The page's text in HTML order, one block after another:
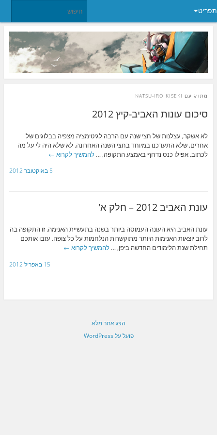
תפריט
מתויג עם NATSU-IRO KISEKI
סיכום עונות האביב-קיץ 2012
לא אשקר, עצלנות של חצי שנה עם הרבה לגיטימציה מצפיה בבלוגים של
אחרים, שלא התעדכנו במיוחד בחצי השנה האחרונה. לא שלא היה לי על מה
לכתוב, אפילו כנס נדחף באמצע התקופה, … להמשיך לקרוא ←
5 באוקטובר 2012
עונת האביב 2012 – חלק א'
עונת האביב היא העונה העמוסה ביותר בשנה בתעשיית האנימה. זו התקופה בה
לרוב יוצאות האנימות היותר מתוקשרות הנלחמות על כל צופה. עזבו אותכם
תחילת שנת הלימודים החדשה ביפן, … להמשיך לקרוא ←
15 באפריל 2012
הצג אתר מלא
פועל על WordPress